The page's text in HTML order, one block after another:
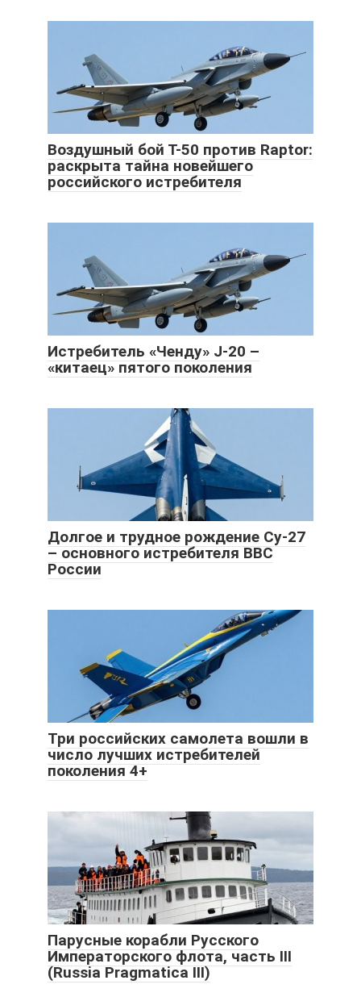
Воздушный бой Т-50 против Raptor:
раскрыта тайна новейшего
российского истребителя
Истребитель «Ченду» J-20 –
«китаец» пятого поколения
Долгое и трудное рождение Су-27
– основного истребителя ВВС
России
Три российских самолета вошли в
число лучших истребителей
поколения 4+
Парусные корабли Русского
Императорского флота, часть III
(Russia Pragmatica III)